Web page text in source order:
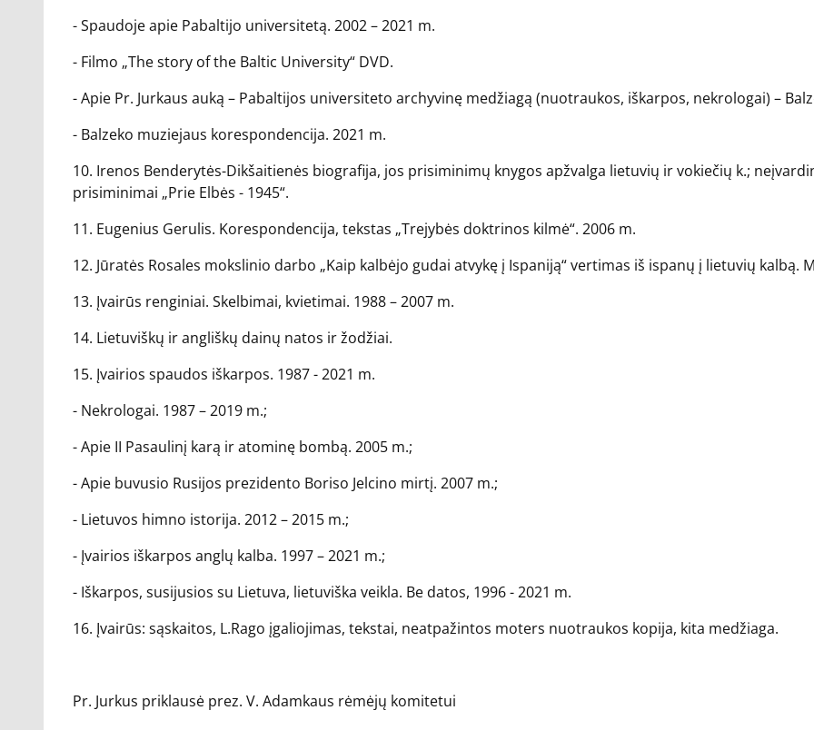
- Spaudoje apie Pabaltijo universitetą. 2002 – 2021 m.
- Filmo „The story of the Baltic University“ DVD.
- Apie Pr. Jurkaus auką – Pabaltijos universiteto archyvinę medžiagą (nuotraukos, iškarpos, nekrologai) –
- Balzeko muziejaus korespondencija. 2021 m.
10. Irenos Benderytės-Dikšaitienės biografija, jos prisiminimų knygos apžvalga lietuvių ir vokiečių k.;
prisiminimai „Prie Elbės - 1945“.
11. Eugenius Gerulis. Korespondencija, tekstas „Trejybės doktrinos kilmė“. 2006 m.
12. Jūratės Rosales mokslinio darbo „Kaip kalbėjo gudai atvykę į Ispaniją“ vertimas iš ispanų į lietuvių kalbą.
13. Įvairūs renginiai. Skelbimai, kvietimai. 1988 – 2007 m.
14. Lietuviškų ir angliškų dainų natos ir žodžiai.
15. Įvairios spaudos iškarpos. 1987 - 2021 m.
- Nekrologai. 1987 – 2019 m.;
- Apie II Pasaulinį karą ir atominę bombą. 2005 m.;
- Apie buvusio Rusijos prezidento Boriso Jelcino mirtį. 2007 m.;
- Lietuvos himno istorija. 2012 – 2015 m.;
- Įvairios iškarpos anglų kalba. 1997 – 2021 m.;
- Iškarpos, susijusios su Lietuva, lietuviška veikla. Be datos, 1996 - 2021 m.
16. Įvairūs: sąskaitos, L.Rago įgaliojimas, tekstai, neatpažintos moters nuotraukos kopija, kita medžiaga.
Pr. Jurkus priklausė prez. V. Adamkaus rėmėjų komitetui